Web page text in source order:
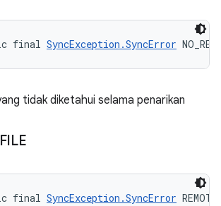
final SyncException.SyncError
tidak diketahui selama penarikan
FILE
final SyncException.SyncError